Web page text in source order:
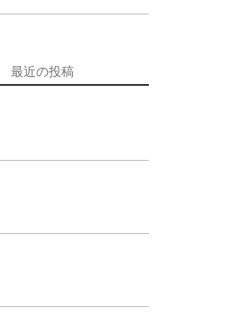
最近の投稿